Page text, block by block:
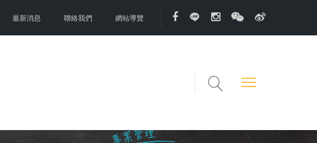
最新消息 聯絡我們 網站導覽